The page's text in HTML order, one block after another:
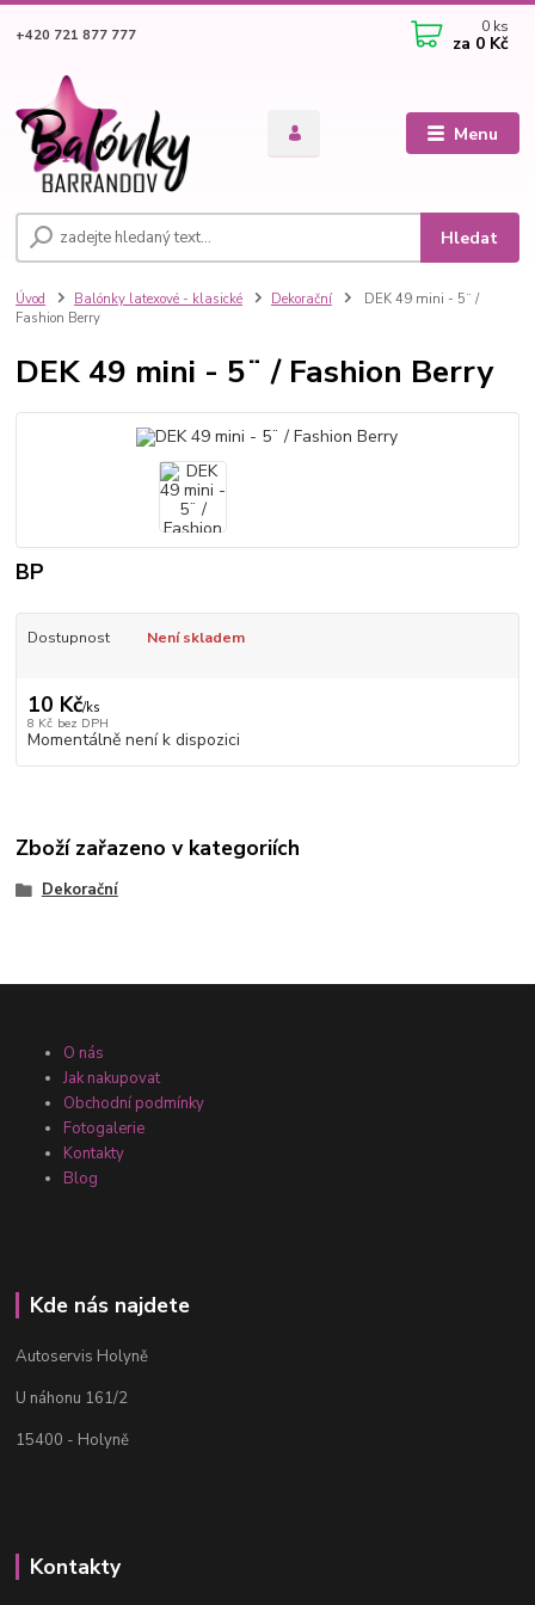
Menu
Hledat
+420 721 877 777 0 ks
za 0 Kč
Úvod Balónky latexové - klasické Dekorační
DEK 49 mini - 5¨ /
Fashion Berry
DEK 49 mini - 5¨ / Fashion Berry
BP
Dostupnost Není skladem
10 Kč/ks
8 Kč bez DPH
Momentálně není k dispozici
Zboží zařazeno v kategoriích
Dekorační
O nás
Jak nakupovat
Obchodní podmínky
Fotogalerie
Kontakty
Blog
Kde nás najdete
Autoservis Holyně
U náhonu 161/2
15400 - Holyně
Kontakty